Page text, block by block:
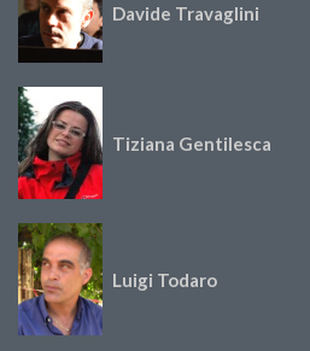
Davide Travaglini
Tiziana Gentilesca
Luigi Todaro